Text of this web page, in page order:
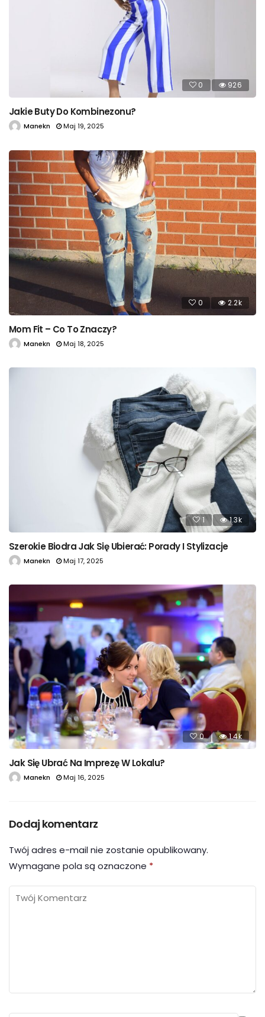
0 926
Jakie Buty Do Kombinezonu?
Manekn Maj 19, 2025
0 2.2k
Mom Fit – Co To Znaczy?
Manekn Maj 18, 2025
1 1.3k
Szerokie Biodra Jak Się Ubierać: Porady I Stylizacje
Manekn Maj 17, 2025
0 1.4k
Jak Się Ubrać Na Imprezę W Lokalu?
Manekn Maj 16, 2025
Dodaj komentarz
Twój adres e-mail nie zostanie opublikowany.
Wymagane pola są oznaczone *